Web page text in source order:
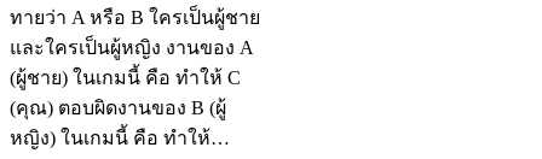
ทายว่า A หรือ B ใครเป็นผู้ชาย
และใครเป็นผู้หญิง งานของ A
(ผู้ชาย) ในเกมนี้ คือ ทำให้ C
(คุณ) ตอบผิดงานของ B (ผู้
หญิง) ในเกมนี้ คือ ทำให้…